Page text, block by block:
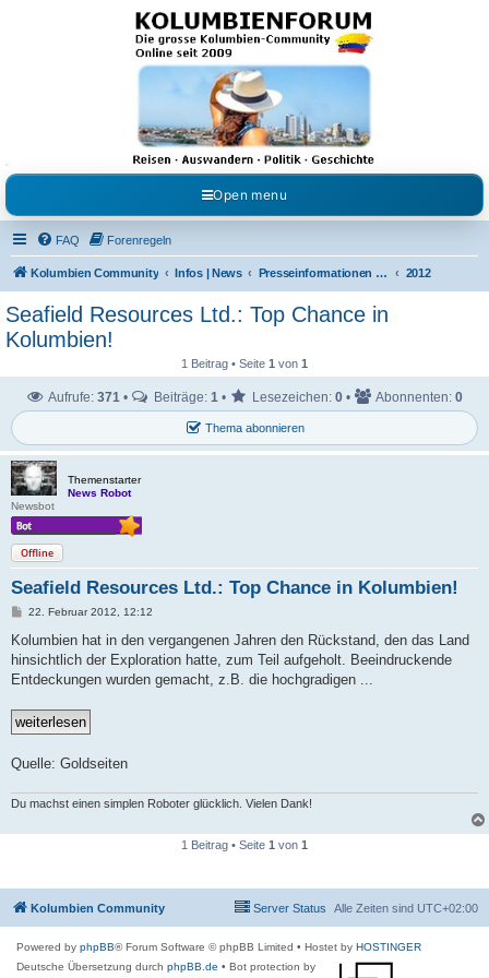
Kolumbienforum - Das
grosse Forum der
Freunde Kolumbiens
Reisen, Auswandern, Kultur, Politik, Geschichte und Visum in Kolumbien und Venezuela.
Austausch, Erfahrungen und Gemeinschaft im Kolumbienforum
Open menu
FAQ Forenregeln
Kolumbien Community Infos | News Presseinformationen & Neuigkeiten 2012
Seafield Resources Ltd.: Top Chance in
Kolumbien!
1 Beitrag • Seite 1 von 1
Thema abonnieren
Aufrufe: 371 • Beiträge: 1 • Lesezeichen: 0 • Abonnenten: 0
Themenstarter
News Robot
Newsbot
Offline
Seafield Resources Ltd.: Top Chance in Kolumbien!
B
i
r
a
22. Februar 2012, 12:12
Kolumbien hat in den vergangenen Jahren den Rückstand, den das Land
hinsichtlich der Exploration hatte, zum Teil aufgeholt. Beeindruckende
Entdeckungen wurden gemacht, z.B. die hochgradigen ...
Quelle: Goldseiten
Du machst einen simplen Roboter glücklich. Vielen Dank!
1 Beitrag • Seite 1 von 1
Kolumbien Community Alle Zeiten sind UTC+02:00
Server Status
Powered by phpBB® Forum Software © phpBB Limited • Hostet by HOSTINGER
Deutsche Übersetzung durch phpBB.de • Bot protection by